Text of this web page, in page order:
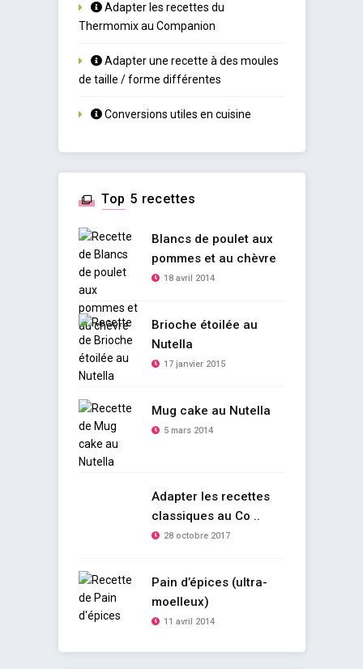
Adapter les recettes du
Thermomix au Companion
Adapter une recette à des moules
de taille / forme différentes
Conversions utiles en cuisine
Top 5 recettes
Blancs de poulet aux
pommes et au chèvre
18 avril 2014
Brioche étoilée au
Nutella
17 janvier 2015
Mug cake au Nutella
5 mars 2014
Adapter les recettes
classiques au Co ..
28 octobre 2017
Pain d’épices (ultra-
moelleux)
11 avril 2014